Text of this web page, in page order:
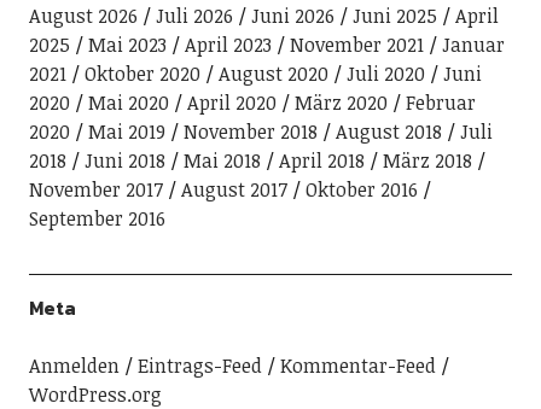
August 2026 Juli 2026 Juni 2026 Juni 2025
April
2025
Mai 2023 April 2023 November 2021
Januar
2021
Oktober 2020 August 2020 Juli 2020
Juni
2020
Mai 2020 April 2020 März 2020
Februar
2020
Mai 2019 November 2018 August 2018
Juli
2018
Juni 2018 Mai 2018 April 2018
März 2018
November 2017
August 2017
Oktober 2016
September 2016
Meta
Anmelden Eintrags-Feed
Kommentar-Feed
WordPress.org